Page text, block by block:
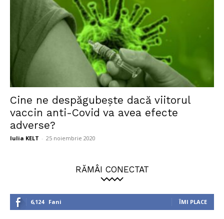
Investigații
Cine ne despăgubește dacă viitorul
vaccin anti-Covid va avea efecte
adverse?
Iulia KELT - 25 noiembrie 2020
RĂMÂI CONECTAT
6,124 Fani ÎMI PLACE